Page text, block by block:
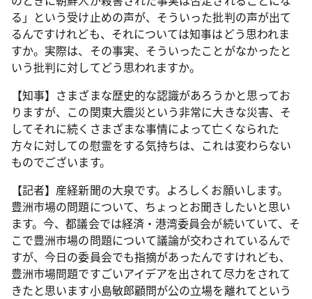
る」という受け止めの声が、そういった批判の声が出て
るんですけれども、それについては知事はどう思われま
すか。実際は、その事実、そういったことがなかったと
いう批判に対してどう思われますか。
【知事】さまざまな歴史的な認識があろうかと思ってお
りますが、この関東大震災という非常に大きな災害、そ
してそれに続くさまざまな事情によって亡くなられた
方々に対しての慰霊をする気持ちは、これは変わらない
ものでございます。
【記者】産経新聞の大泉です。よろしくお願いします。
豊洲市場の問題について、ちょっとお聞きしたいと思い
ます。今、都議会では経済・港湾委員会が続いていて、そ
こで豊洲市場の問題について議論が交わされているんで
すが、今日の委員会でも指摘があったんですけれども、
豊洲市場問題ですごいアイデアを出されて尽力をされて
きたと思います小島敏郎顧問が公の立場を離れてという